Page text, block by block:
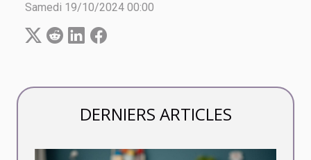
DERNIERS ARTICLES
Samedi 19/10/2024 00:00